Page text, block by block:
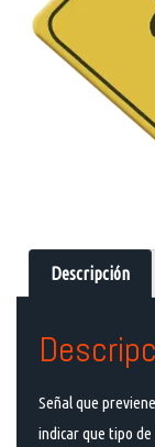
Descripción
Señal que
indicar que tipo